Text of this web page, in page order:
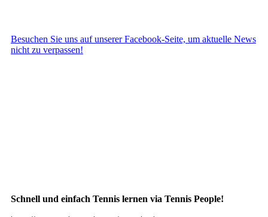
Besuchen Sie uns auf unserer Facebook-Seite, um aktuelle News
nicht zu verpassen!
Schnell und einfach Tennis lernen via Tennis People!